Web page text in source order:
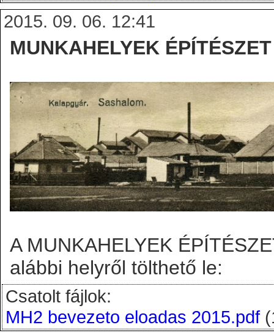
2015. 09. 06. 12:41
MUNKAHELYEK
A MUNKAHELYEK
alábbi helyről tölthető le:
Csatolt fájlok:
MH2 bevezeto eloadas 2015.pdf